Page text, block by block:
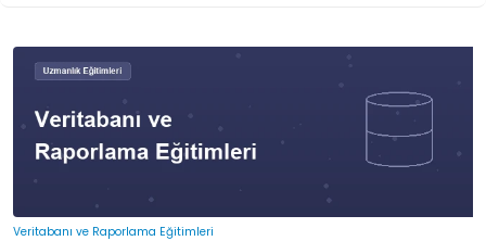
Veritabanı ve Raporlama Eğitimleri